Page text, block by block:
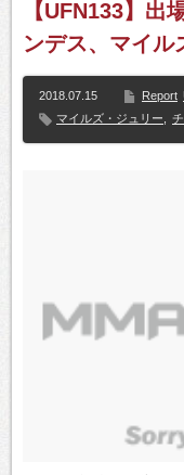
【UFN133】出
ンデス、マイル
2018.07.15 Report
マイルズ・ジュリー